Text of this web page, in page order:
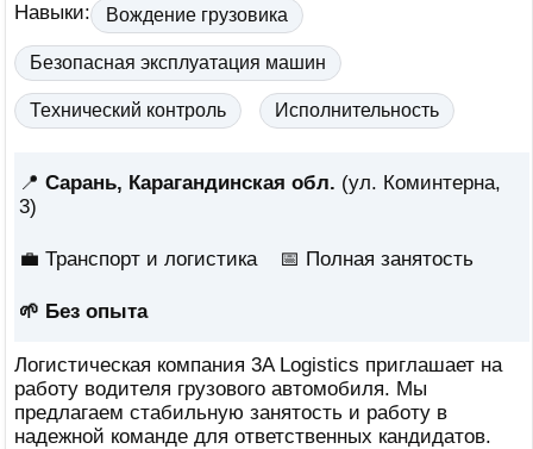
Навыки: Вождение грузовика
Безопасная эксплуатация машин
Технический контроль Исполнительность
📍 Сарань, Карагандинская обл. (ул. Коминтерна,
3)
💼 Транспорт и логистика 📅 Полная занятость
🌱 Без опыта
Логистическая компания 3A Logistics приглашает на
работу водителя грузового автомобиля. Мы
предлагаем стабильную занятость и работу в
надежной команде для ответственных кандидатов.